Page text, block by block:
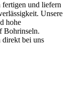
fertigen und liefern
Unsere
hohe
Bohrinseln.
direkt bei uns